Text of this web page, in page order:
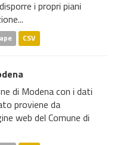
i propri piani
CSV
di Modena con i dati
proviene da
web del Comune di